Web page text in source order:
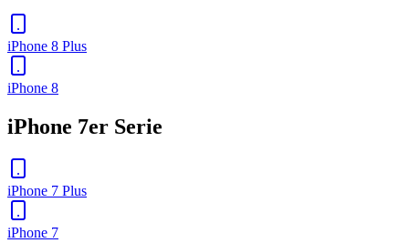
iPhone 8 Plus
iPhone 8
iPhone 7er Serie
iPhone 7 Plus
iPhone 7